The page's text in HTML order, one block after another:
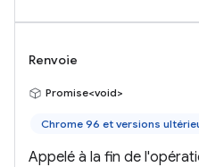
Renvoie
Promise<void>
Chrome 96 et versions
Appelé à la fin de